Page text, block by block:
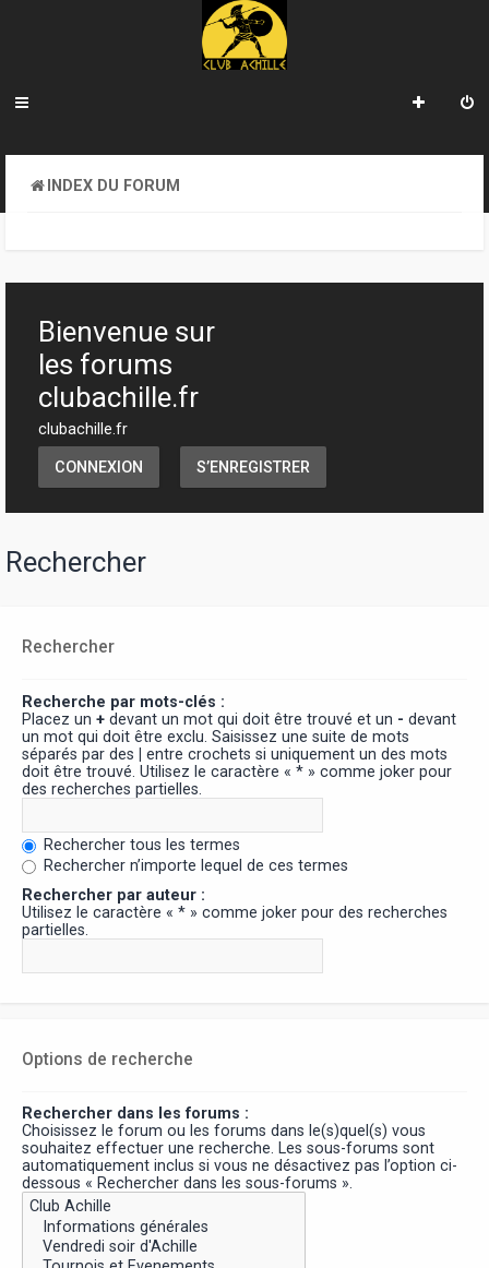
INDEX DU FORUM
Bienvenue sur
les forums
clubachille.fr
clubachille.fr
CONNEXION S’ENREGISTRER
Rechercher
Rechercher
Recherche par mots-clés :
Placez un + devant un mot qui doit être trouvé et un - devant
un mot qui doit être exclu. Saisissez une suite de mots
séparés par des
entre crochets si uniquement un des mots
doit être trouvé. Utilisez le caractère « * » comme joker pour
des recherches partielles.
Rechercher tous les termes
Rechercher n’importe lequel de ces termes
Rechercher par auteur :
Utilisez le caractère « * » comme joker pour des recherches
partielles.
Options de recherche
Rechercher dans les forums :
Choisissez le forum ou les forums dans le(s)quel(s) vous
souhaitez effectuer une recherche. Les sous-forums sont
automatiquement inclus si vous ne désactivez pas l’option ci-
dessous « Rechercher dans les sous-forums ».